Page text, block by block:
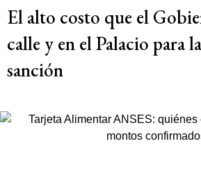
El alto costo que el
calle y en el Palacio para
sanción